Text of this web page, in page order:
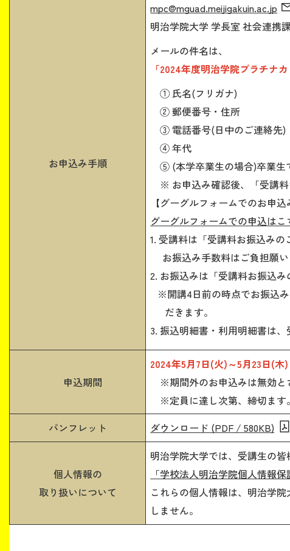
お申込み手順
mpc@mguad.meijigakuin.ac.jp
明治学院大学 学長室 社会連携
メールの件名は、
「2024年度明治学院プラチナ
① 氏名(フリガナ)
② 郵便番号・住所
③ 電話番号(日中のご連絡先)
④ 年代
⑤ (本学卒業生の場合)卒業生
※ お申込み確認後、「受講料
【グーグルフォームでのお申込
グーグルフォームでの申込はこ
1. 受講料は「受講料お振込みの
お振込み手数料はご負担願い
2. お振込みは「受講料お振込み
※開講4日前の時点でお振込
だきます。
3. 振込明細書・利用明細書は、
申込期間
2024年5月7日(火)～5月23日(木)
※期間外のお申込みは無効と
※定員に達し次第、締切ます
パンフレット
ダウンロード (PDF / 580KB)
個人情報の
取り扱いについて
明治学院大学では、受講生の皆
「学校法人明治学院個人情報保
これらの個人情報は、明治学
しません。